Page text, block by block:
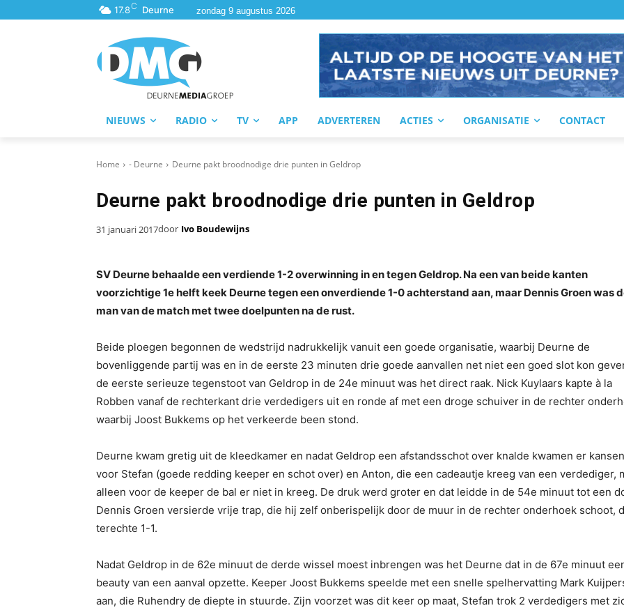
17.8C Deurne zondag 9 augustus 2026
NIEUWS RADIO TV APP ADVERTEREN ACTIES ORGANISATIE CONTACT
Home - Deurne Deurne pakt broodnodige drie punten in Geldrop
Deurne pakt broodnodige drie punten in Geldrop
31 januari 2017door Ivo Boudewijns
SV Deurne behaalde een verdiende 1-2 overwinning in en tegen Geldrop. Na een van beide kanten
voorzichtige 1e helft keek Deurne tegen een onverdiende 1-0 achterstand aan, maar Dennis Groen was
man van de match met twee doelpunten na de rust.
Beide ploegen begonnen de wedstrijd nadrukkelijk vanuit een goede organisatie, waarbij Deurne de
bovenliggende partij was en in de eerste 23 minuten drie goede aanvallen net niet een goed slot kon
de eerste serieuze tegenstoot van Geldrop in de 24e minuut was het direct raak. Nick Kuylaars kapte à la
Robben vanaf de rechterkant drie verdedigers uit en ronde af met een droge schuiver in de rechter
waarbij Joost Bukkems op het verkeerde been stond.
Deurne kwam gretig uit de kleedkamer en nadat Geldrop een afstandsschot over knalde kwamen er kansen
voor Stefan (goede redding keeper en schot over) en Anton, die een cadeautje kreeg van een verdediger,
alleen voor de keeper de bal er niet in kreeg. De druk werd groter en dat leidde in de 54e minuut tot een
Dennis Groen versierde vrije trap, die hij zelf onberispelijk door de muur in de rechter onderhoek schoot,
terechte 1-1.
Nadat Geldrop in de 62e minuut de derde wissel moest inbrengen was het Deurne dat in de 67e minuut
beauty van een aanval opzette. Keeper Joost Bukkems speelde met een snelle spelhervatting Mark
aan, die Ruhendry de diepte in stuurde. Zijn voorzet was dit keer op maat, Stefan trok 2 verdedigers met